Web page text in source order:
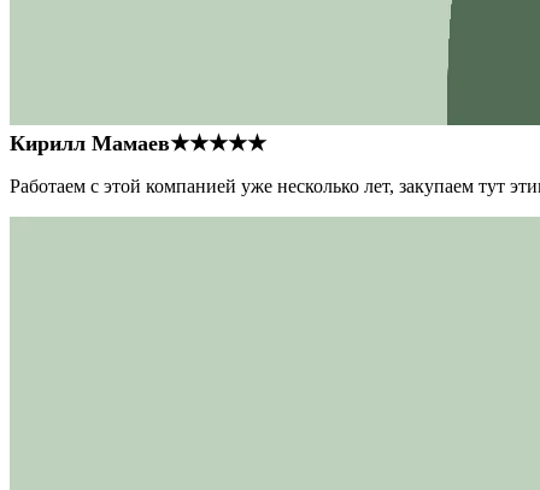
Кирилл Мамаев★★★★★
Работаем с этой компанией уже несколько лет, закупаем тут